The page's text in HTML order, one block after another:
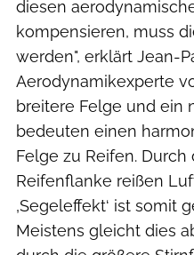
diesen
kompensieren, muss
werden", erklärt Jean-
Aerodynamikexperte
breitere Felge und ein
bedeuten einen
Felge zu Reifen. Durch
Reifenflanke reißen
‚Segeleffekt‘ ist somit
Meistens gleicht dies